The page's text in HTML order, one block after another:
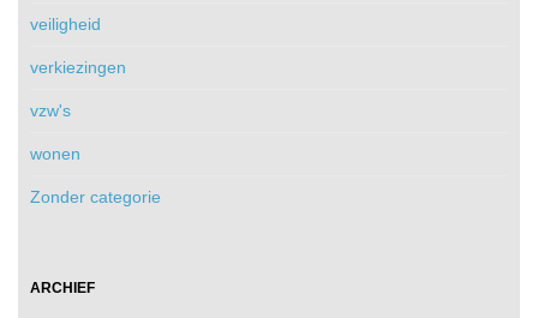
veiligheid
verkiezingen
vzw's
wonen
Zonder categorie
ARCHIEF